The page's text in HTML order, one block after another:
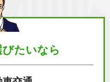
びたいなら